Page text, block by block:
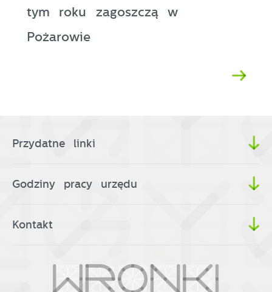
tym roku zagoszczą w
Pożarowie
Przydatne linki
Godziny pracy urzędu
Kontakt